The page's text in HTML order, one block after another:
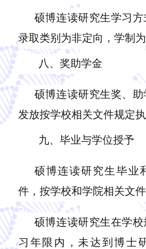
硕博连读研究生学习
录取类别为非定向，学制为
八、奖助学金
硕博连读研究生奖、
发放按学校相关文件规定执
九、毕业与学位授予
硕博连读研究生毕业
件，按学校和学院相关文件
硕博连读研究生在学
习年限内，未达到博士